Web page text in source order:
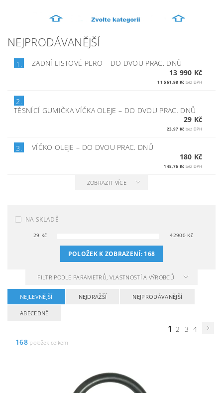
NEJPRODÁVANĚJŠÍ
1. ZADNÍ LISTOVÉ PERO– DO DVOU PRAC. DNŮ
13 990 Kč
11 561,98 Kč bez DPH
2.
TĚSNÍCÍ GUMIČKA VÍČKA OLEJE– DO DVOU PRAC. DNŮ
29 Kč
23,97 Kč bez DPH
3. VÍČKO OLEJE – DO DVOU PRAC. DNŮ
180 Kč
148,76 Kč bez DPH
ZOBRAZIT VÍCE
NA SKLADĚ
29 Kč 42900Kč
POLOŽEK K ZOBRAZENÍ: 168
FILTR PODLE PARAMETRŮ, VLASTNOSTÍ A VÝROBCŮ
NEJLEVNĚJŠÍ NEJDRAŽŠÍ NEJPRODÁVANĚJŠÍ
ABECEDNĚ
1 2 3 4
168položek celkem